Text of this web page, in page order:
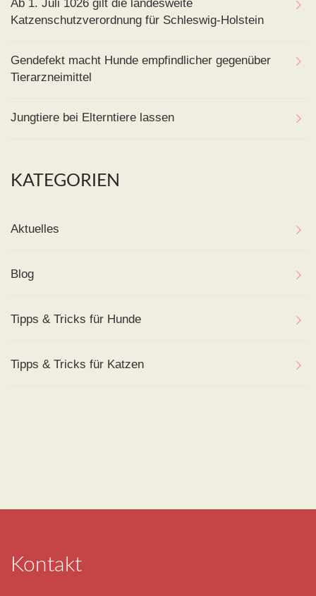
Ab 1. Juli 1026 gilt die landesweite
Katzenschutzverordnung für Schleswig-Holstein
Gendefekt macht Hunde empfindlicher gegenüber
Tierarzneimittel
Jungtiere bei Elterntiere lassen
KATEGORIEN
Aktuelles
Blog
Tipps & Tricks für Hunde
Tipps & Tricks für Katzen
Kontakt